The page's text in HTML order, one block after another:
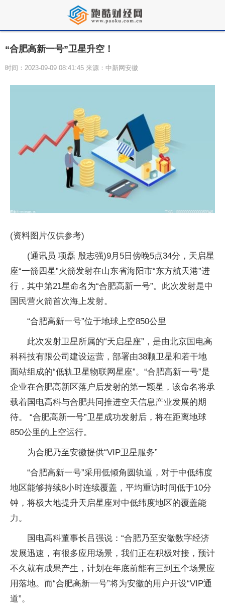
“合肥高新一号”卫星升空！
时间：2023-09-09 08:41:45 来源：中新网安徽
(资料图片仅供参考)
(通讯员 项磊 殷志强)9月5日傍晚5点34分，天启星
座“一箭四星”火箭发射在山东省海阳市“东方航天港”进
行，其中第21星命名为“合肥高新一号”。此次发射是中
国民营火箭首次海上发射。
“合肥高新一号”位于地球上空850公里
此次发射卫星所属的“天启星座”，是由北京国电高
科科技有限公司建设运营，部署由38颗卫星和若干地
面站组成的“低轨卫星物联网星座”。“合肥高新一号”是
企业在合肥高新区落户后发射的第一颗星，该命名将承
载着国电高科与合肥共同推进空天信息产业发展的期
待。 “合肥高新一号”卫星成功发射后，将在距离地球
850公里的上空运行。
为合肥乃至安徽提供“VIP卫星服务”
“合肥高新一号”采用低倾角圆轨道，对于中低纬度
地区能够持续8小时连续覆盖，平均重访时间低于10分
钟，将极大地提升天启星座对中低纬度地区的覆盖能
力。
国电高科董事长吕强说：“合肥乃至安徽数字经济
发展迅速，有很多应用场景，我们正在积极对接，预计
不久就有成果产生，计划在年底前能有三到五个场景应
用落地。而“合肥高新一号”将为安徽的用户开设“VIP通
道”。